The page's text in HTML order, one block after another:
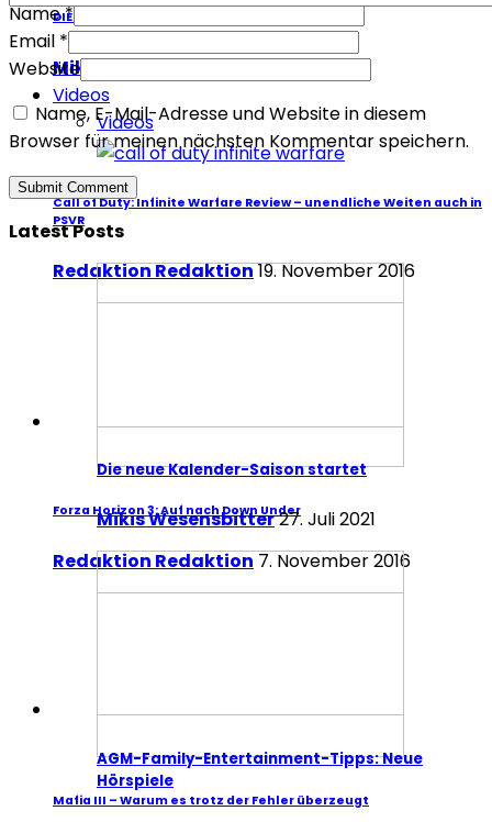
DIE AGM KINO-TIPPS & VERLOSUNG
Mikis Wesensbitter21. Februar 2019
Videos
Videos
Call of Duty: Infinite Warfare Review – unendliche Weiten auch in
PSVR
Redaktion Redaktion19. November 2016
Forza Horizon 3: Auf nach Down Under
Redaktion Redaktion 7. November 2016
Mafia III – Warum es trotz der Fehler überzeugt
Name*
Email *
Website
Name, E-Mail-Adresse und Website in diesem
Browser für meinen nächsten Kommentar speichern.
Latest Posts
Die neue Kalender-Saison startet
Mikis Wesensbitter27. Juli 2021
AGM-Family-Entertainment-Tipps: Neue
Hörspiele